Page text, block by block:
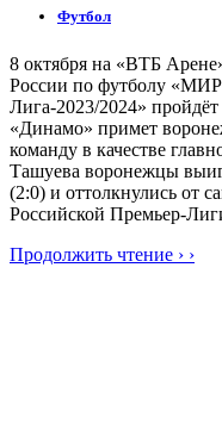
Футбол
8 октября на «ВТБ
России по футболу
Лига-2023/2024»
«Динамо» примет
команду в качестве
Ташуева воронежцы
(2:0) и оттолкнулись от
Российской Премьер-
Продолжить чтение › ›